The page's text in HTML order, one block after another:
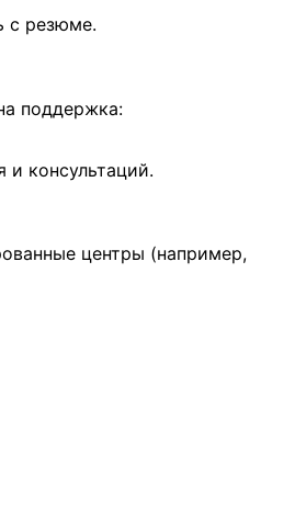
с резюме.
поддержка:
консультаций.
центры (например,